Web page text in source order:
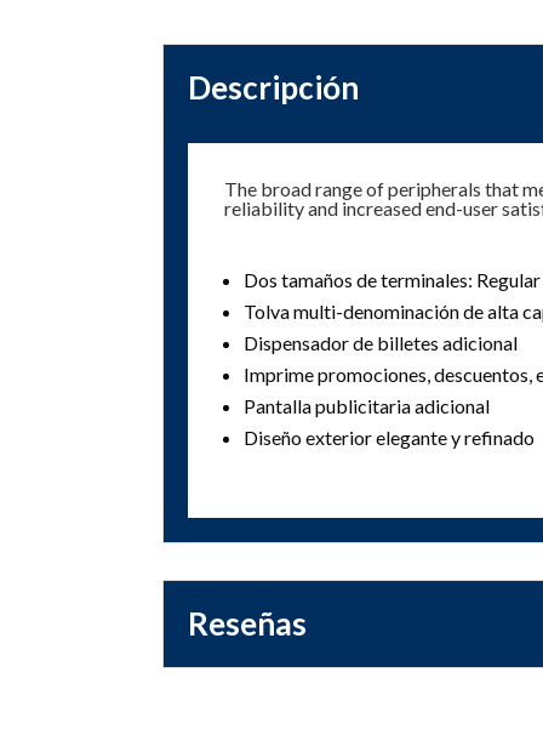
Descripción
The broad range of peripherals that
reliability and increased end-user
Dos tamaños de terminales:
Tolva multi-denominación de alta
Dispensador de billetes adicional
Imprime promociones, descuentos,
Pantalla publicitaria adicional
Diseño exterior elegante y refinado
Reseñas